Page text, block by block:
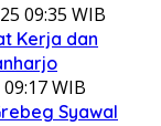
09:35 WIB
Kerja dan
WIB
Syawal